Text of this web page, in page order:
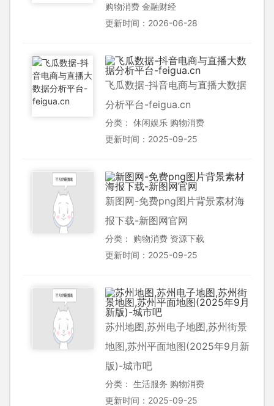
购物消费 金融财经
更新时间：2026-06-28
飞瓜数据-抖音电商与直播大数据
分析平台-feigua.cn
分类： 休闲娱乐 购物消费
更新时间：2025-09-25
新图网-免费png图片背景素材海
报下载-新图网官网
分类： 购物消费 资源下载
更新时间：2025-09-25
苏州地图,苏州电子地图,苏州街景
地图,苏州平面地图(2025年9月新
版)-城市吧
分类： 生活服务 购物消费
更新时间：2025-09-25